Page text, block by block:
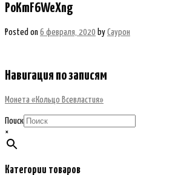
PoKmF6WeXng
Posted on 6 февраля, 2020 by Саурон
Навигация по записям
Монета «Кольцо Всевластия»
Поиск
×
Категории товаров